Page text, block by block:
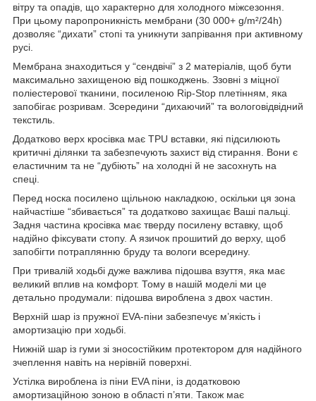
вітру та опадів, що характерно для холодного міжсезоння.
При цьому паропроникність мембрани (30 000+ g/m²/24h)
дозволяє “дихати” стопі та уникнути запрівання при активному
русі.
Мембрана знаходиться у “сендвічі” з 2 матеріалів, щоб бути
максимально захищеною від пошкоджень. Ззовні з міцної
поліестерової тканини, посиленою Rip-Stop плетінням, яка
запобігає розривам. Зсередини “дихаючий” та вологовідвідний
текстиль.
Додатково верх кросівка має TPU вставки, які підсилюють
критичні ділянки та забезпечують захист від стирання. Вони є
еластичним та не “дубіють” на холодні й не засохнуть на
спеці.
Перед носка посилено щільною накладкою, оскільки ця зона
найчастіше “збивається” та додатково захищає Ваші пальці.
Задня частина кросівка має тверду посилену вставку, щоб
надійно фіксувати стопу. А язичок прошитий до верху, щоб
запобігти потраплянню бруду та вологи всередину.
При тривалій ходьбі дуже важлива підошва взуття, яка має
великий вплив на комфорт. Тому в нашій моделі ми це
детально продумали: підошва вироблена з двох частин.
Верхній шар із пружної EVA-піни забезпечує м’якість і
амортизацію при ходьбі.
Нижній шар із гуми зі зносостійким протектором для надійного
зчеплення навіть на нерівній поверхні.
Устілка вироблена із піни EVA піни, із додатковою
амортизаційною зоною в області п’яти. Також має